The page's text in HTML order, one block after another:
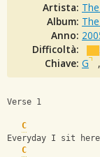
Artista:
Album:
Anno:
Difficoltà:
Chiave: G ,
Verse 1
C
Everyday I sit
C